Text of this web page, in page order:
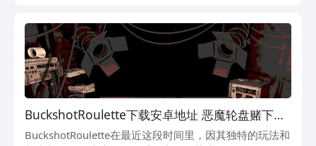
BuckshotRoulette下载安卓地址 恶魔轮盘赌下载
不用钱版推荐
BuckshotRoulette在最近这段时间里，因其独特的玩法和